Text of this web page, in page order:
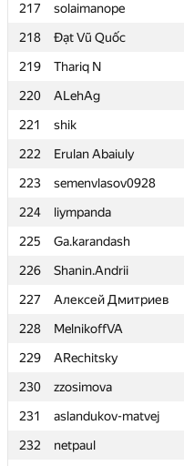
217
solaimanope
218
Đạt Vũ Quốc
219
Thariq N
220
ALehAg
221
shik
222
Erulan Abaiuly
223
semenvlasov0928
224
liympanda
225
Ga.karandash
226
Shanin.Andrii
227
Алексей Дмитриев
228
MelnikoffVA
229
ARechitsky
230
zzosimova
231
aslandukov-matvej
232
netpaul
217
solaimanope
218
Đạt Vũ Quốc
219
Thariq N
220
ALehAg
221
shik
222
Erulan Abaiuly
223
semenvlasov0928
224
liympanda
225
Ga.karandash
226
Shanin.Andrii
227
Алексей Дмитриев
228
MelnikoffVA
229
ARechitsky
230
zzosimova
231
aslandukov-matvej
232
netpaul